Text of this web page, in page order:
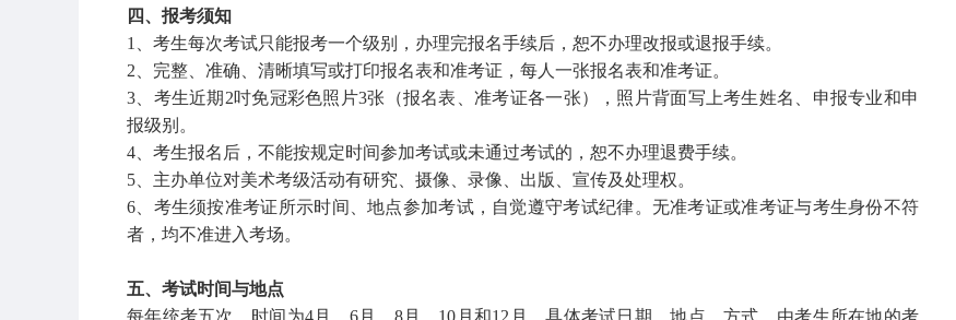
四、报考须知
1、考生每次考试只能报考一个级别，办理完报名手续后，恕不办理改报或退报手续。
2、完整、准确、清晰填写或打印报名表和准考证，每人一张报名表和准考证。
3、考生近期2吋免冠彩色照片3张（报名表、准考证各一张），照片背面写上考生姓名、申报专业和申
报级别。
4、考生报名后，不能按规定时间参加考试或未通过考试的，恕不办理退费手续。
5、主办单位对美术考级活动有研究、摄像、录像、出版、宣传及处理权。
6、考生须按准考证所示时间、地点参加考试，自觉遵守考试纪律。无准考证或准考证与考生身份不符
者，均不准进入考场。
五、考试时间与地点